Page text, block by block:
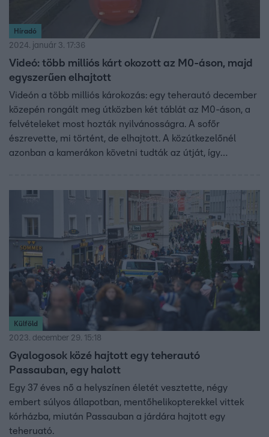
Híradó
2024. január 3. 17:36
Videó: több milliós kárt okozott az M0-áson, majd
egyszerűen elhajtott
Videón a több milliós károkozás: egy teherautó december
közepén rongált meg útközben két táblát az M0-áson, a
felvételeket most hozták nyilvánosságra. A sofőr
észrevette, mi történt, de elhajtott. A közútkezelőnél
azonban a kamerákon követni tudták az útját, így
még néhány hétig tarthat.
Külföld
2023. december 29. 15:18
Gyalogosok közé hajtott egy teherautó
Passauban, egy halott
Egy 37 éves nő a helyszínen életét vesztette, négy
embert súlyos állapotban, mentőhelikopterekkel vittek
kórházba, miután Passauban a járdára hajtott egy
teheruató.